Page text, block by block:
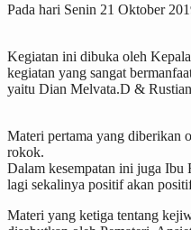
Pada hari Senin 21 Oktober
Kegiatan ini dibuka oleh
kegiatan yang sangat
yaitu Dian Melvata.D &
Materi pertama yang diberikan
rokok.
Dalam kesempatan ini juga
lagi sekalinya positif akan
Materi yang ketiga tentang